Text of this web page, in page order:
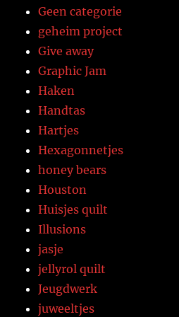
Geen categorie
geheim project
Give away
Graphic Jam
Haken
Handtas
Hartjes
Hexagonnetjes
honey bears
Houston
Huisjes quilt
Illusions
jasje
jellyrol quilt
Jeugdwerk
juweeltjes